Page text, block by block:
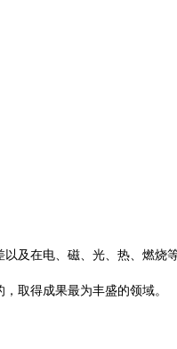
及在电、磁、光、热、燃烧
取得成果最为丰盛的领域。